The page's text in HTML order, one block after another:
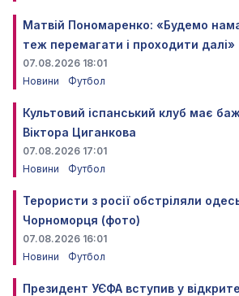
Матвій Пономаренко: «Будемо
теж перемагати і проходити далі»
07.08.2026 18:01
Новини
Футбол
Культовий іспанський клуб має
Віктора Циганкова
07.08.2026 17:01
Новини
Футбол
Терористи з росії обстріляли
Чорноморця (фото)
07.08.2026 16:01
Новини
Футбол
Президент УЄФА вступив у